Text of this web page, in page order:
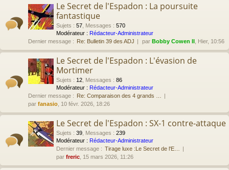
Le Secret de l'Espadon : La poursuite
fantastique
Sujets : 57 Messages : 570
Modérateur : Rédacteur-Administrateur
Dernier message : Re: Bulletin 39 des ADJ par Bobby Cowen II , Hier, 10:56
Le Secret de l'Espadon : L'évasion de
Mortimer
Sujets : 12 Messages : 86
Modérateur : Rédacteur-Administrateur
Dernier message : Re: Comparaison des 4 grands …
par fanasio , 10 févr. 2026, 18:26
Le Secret de l'Espadon : SX-1 contre-attaque
Sujets : 39 Messages : 239
Modérateur : Rédacteur-Administrateur
Dernier message : Tirage luxe :Le Secret de l'E…
par freric , 15 mars 2026, 11:26